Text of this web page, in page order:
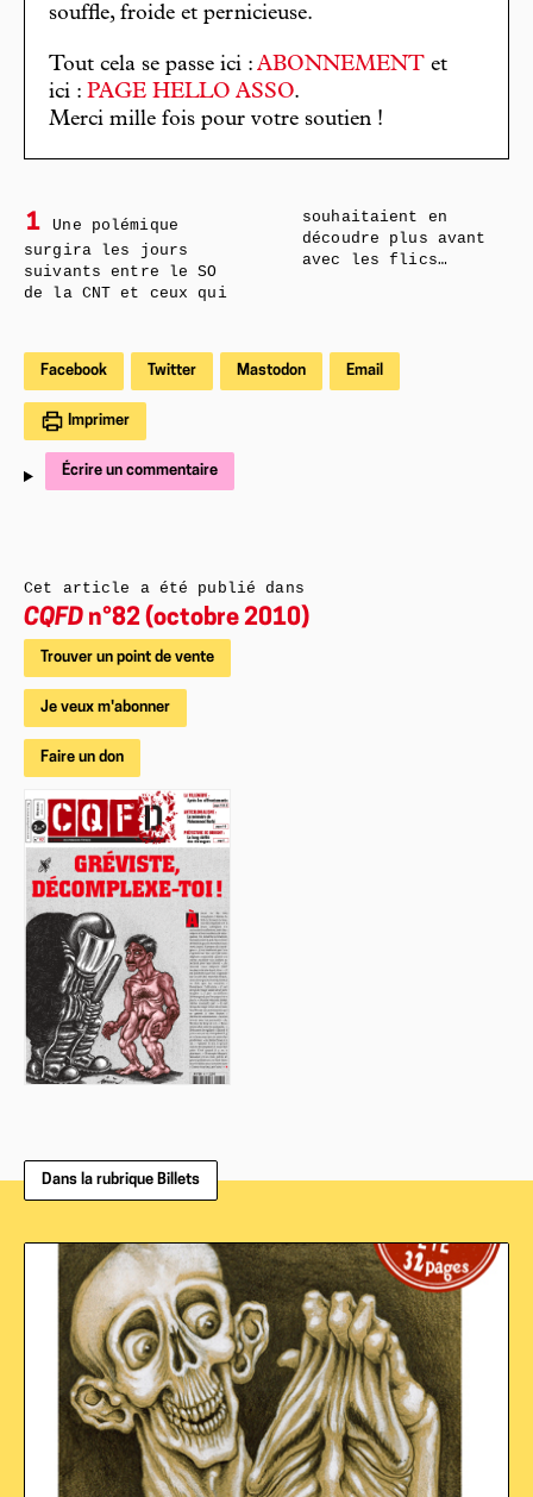
souffle, froide et pernicieuse.
Tout cela se passe ici : ABONNEMENT et
ici : PAGE HELLO ASSO.
Merci mille fois pour votre soutien !
1
Une polémique
surgira les jours
suivants entre le SO
de la CNT et ceux qui
souhaitaient en
découdre plus avant
avec les flics…
Facebook Twitter Mastodon Email
Imprimer
Écrire un commentaire
Cet article a été publié dans
CQFD n°82 (octobre 2010)
Trouver un point de vente
Je veux m'abonner
Faire un don
Dans la rubrique Billets